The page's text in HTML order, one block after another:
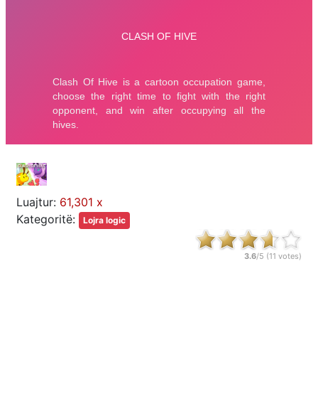
Luajtur: 61,301 x
Kategoritë:
Lojra logic
3.6/5 (11 votes)